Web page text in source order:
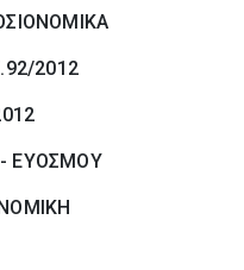
2012
ΕΥΟΣΜΟΥ